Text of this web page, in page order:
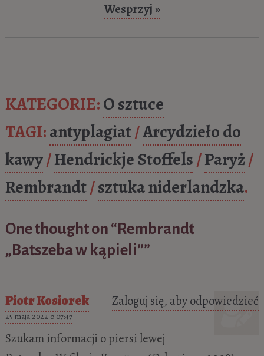
Waldemara Cwenarskiego
Historia Catherine i Christiana Diorów
24 sierpnia 2025
Sarah Bernhardt – święty potwór o
złotym głosie- 24 lipca 2025
5 miejsc, które musisz zobaczyć w
Wesprzyj »
KATEGORIE:O sztuce
TAGI:antyplagiat/Arcydzieło do
kawy/Hendrickje Stoffels/Paryż/
Rembrandt/sztuka niderlandzka.
One thought on “ Rembrandt
„Batszeba w kąpieli””
Piotr Kosiorek
25 maja 2022 o 07:47
Szukam informacji o piersi lewej
Zaloguj się, aby odpowiedzieć